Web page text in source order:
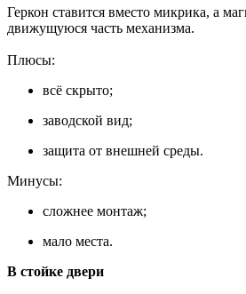
Геркон ставится вместо микрика, а
движущуюся часть механизма.
Плюсы:
всё скрыто;
заводской вид;
защита от внешней среды.
Минусы:
сложнее монтаж;
мало места.
В стойке двери